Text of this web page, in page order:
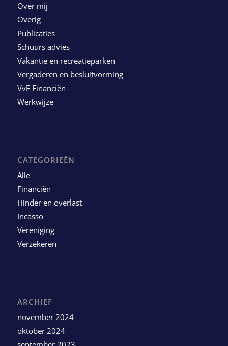
Over mij
Overig
Publicaties
Schuurs advies
Vakantie en recreatieparken
Vergaderen en besluitvorming
VvE Financiën
Werkwijze
CATEGORIEËN
Alle
Financiën
Hinder en overlast
Incasso
Vereniging
Verzekeren
ARCHIEF
november 2024
oktober 2024